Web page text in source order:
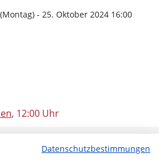
- 25. Oktober 2024 16:00
, 12:00 Uhr
Datenschutzbestimmungen